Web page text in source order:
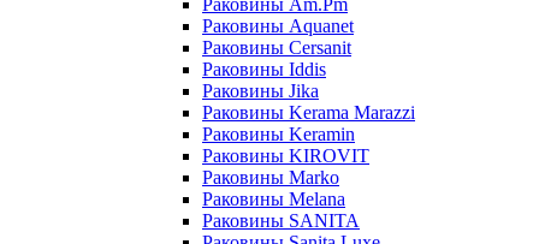
Раковины Am.Pm
Раковины Aquanet
Раковины Cersanit
Раковины Iddis
Раковины Jika
Раковины Kerama Marazzi
Раковины Keramin
Раковины KIROVIT
Раковины Marko
Раковины Melana
Раковины SANITA